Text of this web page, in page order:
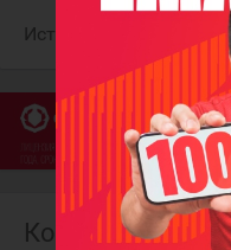
Источник:
Комментарии